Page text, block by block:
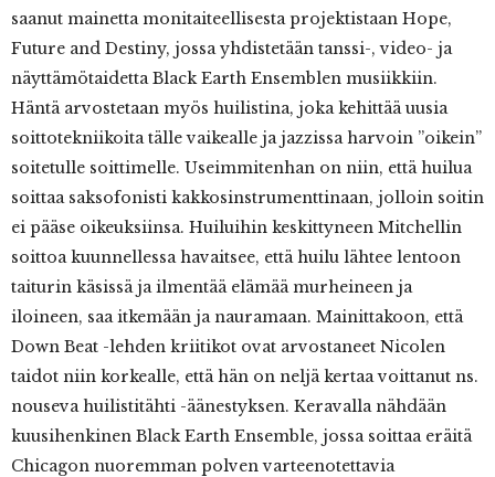
saanut mainetta monitaiteellisesta projektistaan Hope,
Future and Destiny, jossa yhdistetään tanssi-, video- ja
näyttämötaidetta Black Earth Ensemblen musiikkiin.
Häntä arvostetaan myös huilistina, joka kehittää uusia
soittotekniikoita tälle vaikealle ja jazzissa harvoin ”oikein”
soitetulle soittimelle. Useimmitenhan on niin, että huilua
soittaa saksofonisti kakkosinstrumenttinaan, jolloin soitin
ei pääse oikeuksiinsa. Huiluihin keskittyneen Mitchellin
soittoa kuunnellessa havaitsee, että huilu lähtee lentoon
taiturin käsissä ja ilmentää elämää murheineen ja
iloineen, saa itkemään ja nauramaan. Mainittakoon, että
Down Beat -lehden kriitikot ovat arvostaneet Nicolen
taidot niin korkealle, että hän on neljä kertaa voittanut ns.
nouseva huilistitähti -äänestyksen. Keravalla nähdään
kuusihenkinen Black Earth Ensemble, jossa soittaa eräitä
Chicagon nuoremman polven varteenotettavia